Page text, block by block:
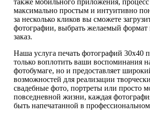
также мобильного приложения, процесс
максимально простым и интуитивно
за несколько кликов вы сможете
фотографии, выбрать желаемый формат
заказ.
Наша услуга печать фотографий 30х40
только воплотить ваши воспоминания
фотобумаге, но и предоставляет
возможностей для реализации
свадебные фото, портреты или просто
повседневной жизни, каждая
быть напечатанной в профессиональном